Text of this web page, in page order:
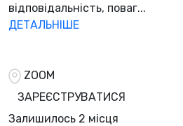
відповідальність, поваг...
ДЕТАЛЬНІШЕ
ZOOM
ЗАРЕЄСТРУВАТИСЯ
Залишилось 2 місця